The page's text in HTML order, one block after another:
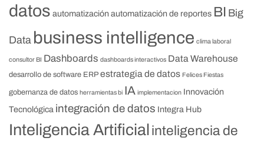
datos automatizaciónautomatización de reportes BI Big
Data business intelligence clima laboral
consultor BI Dashboards dashboards interactivos Data Warehouse
desarrollo de software ERP estrategia de datos Felices Fiestas
gobernanza de datos herramientas bi IA implementacion Innovación
Tecnológica integración de datos Integra Hub
Inteligencia Artificial inteligencia de